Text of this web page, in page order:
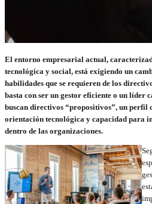
El entorno empresarial actual,
tecnológica y social, está exigiendo un
habilidades que se requieren de los
basta con ser un gestor eficiente o un líder
buscan directivos “propositivos”, un perfil
orientación tecnológica y capacidad para
dentro de las organizaciones.